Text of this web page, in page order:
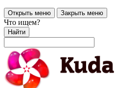
Открыть меню Закрыть меню
Что ищем?
Найти